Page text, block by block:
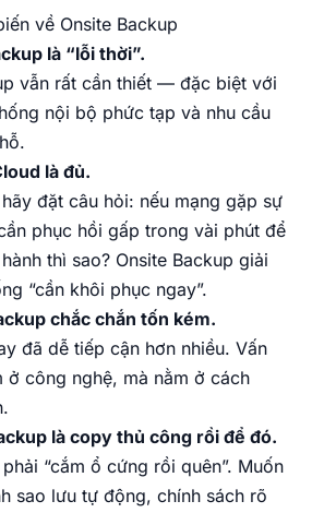
về Onsite Backup
là “lỗi thời”.
vẫn rất cần thiết — đặc biệt với
nội bộ phức tạp và nhu cầu
là đủ.
đặt câu hỏi: nếu mạng gặp sự
phục hồi gấp trong vài phút để
thì sao? Onsite Backup giải
“cần khôi phục ngay”.
chắc chắn tốn kém.
đã dễ tiếp cận hơn nhiều. Vấn
ở công nghệ, mà nằm ở cách
là copy thủ công rồi để đó.
“cắm ổ cứng rồi quên”. Muốn
sao lưu tự động, chính sách rõ